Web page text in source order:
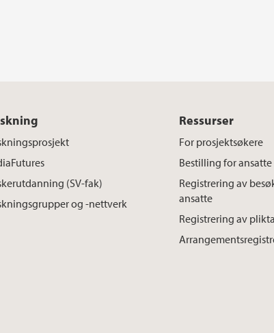
(SV-fak)
og -nettverk
Ressurser
For prosjektsøkere
Bestilling for ansatte
Registrering av
ansatte
Registrering av